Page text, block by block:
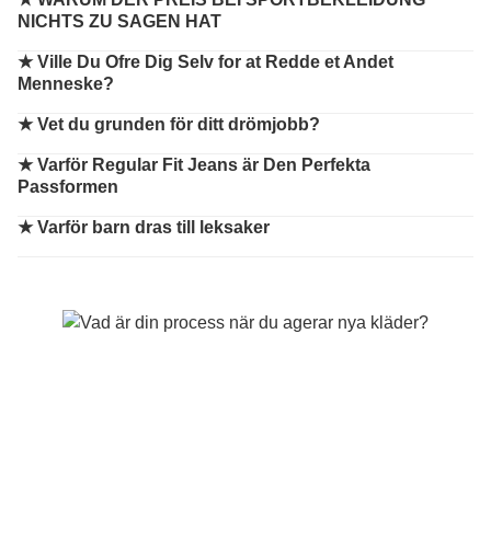
NICHTS ZU SAGEN HAT
★Ville Du Ofre Dig Selv for at Redde et Andet
Menneske?
★Vet du grunden för ditt drömjobb?
★Varför Regular Fit Jeans är Den Perfekta
Passformen
★Varför barn dras till leksaker